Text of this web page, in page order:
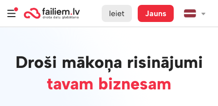
Ieiet Jauns
Droši mākoņa risinājumi
tavam biznesam